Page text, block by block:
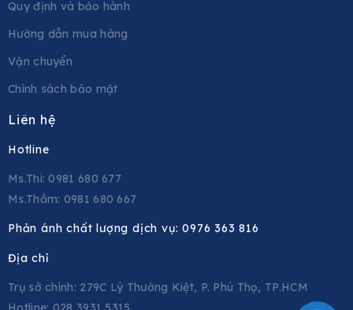
Quy định và bảo hành
Hướng dẫn mua hàng
Vận chuyển
Chính sách bảo mật
Liên hệ
Hotline
Ms.Thi: 0981 680 677
Ms.Thắm: 0981 680 667
Phản ánh chất lượng dịch vụ:0976 363 816
Địa chỉ
Trụ sở chính: 279C Lý Thường Kiệt, P. Phú Thọ, TP.HCM